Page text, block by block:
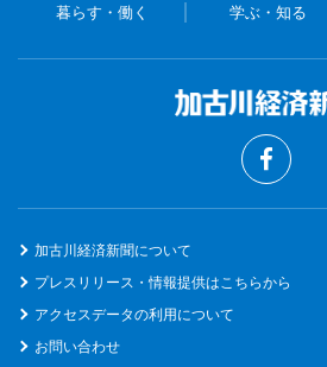
暮らす・働く 学ぶ・知る
加古川経済新聞について
プレスリリース・情報提供はこちらから
アクセスデータの利用について
お問い合わせ